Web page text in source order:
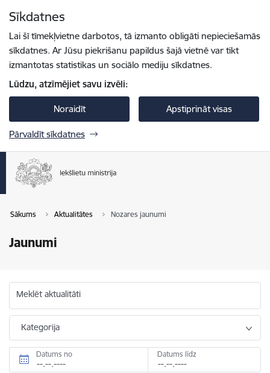
Sīkdatnes
Lai šī tīmekļvietne darbotos, tā izmanto obligāti nepieciešamās
sīkdatnes. Ar Jūsu piekrišanu papildus šajā vietnē var tikt
izmantotas statistikas un sociālo mediju sīkdatnes.
Lūdzu, atzīmējiet savu izvēli:
Noraidīt Apstiprināt visas
Pārvaldīt sīkdatnes
Sākums Aktualitātes Nozares jaunumi
Jaunumi
Meklēt aktualitāti
Kategorija
Datums no Datums līdz